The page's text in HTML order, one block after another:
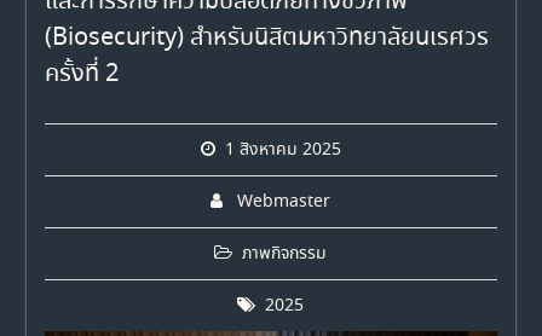
(Biosecurity) สำหรับนิสิตมหาวิทยาลัยนเรศวร
ครั้งที่ 2
1 สิงหาคม 2025
Webmaster
ภาพกิจกรรม
2025